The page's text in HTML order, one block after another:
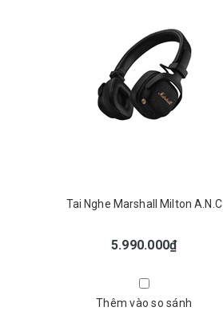
Tai Nghe Marshall Milton A.N.C
5.990.000₫
Thêm vào so sánh